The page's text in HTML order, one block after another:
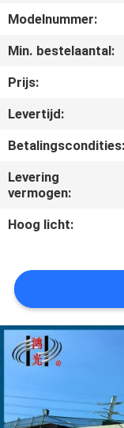
ONS
ONS
NIEUWS
VERZOEK
OM EEN
CITAAT
Modelnummer:
Min. bestelaantal:
Prijs:
Levertijd:
Betalingscondities:
Levering
vermogen:
Hoog licht: